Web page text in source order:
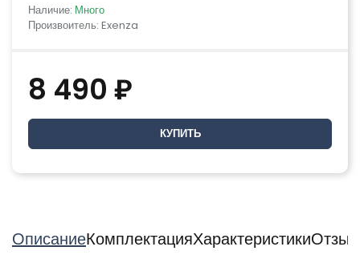
Наличие: Много
Произвоитель: Exenza
8 490 ₽
КУПИТЬ
ОписаниеКомплектацияХарактеристики